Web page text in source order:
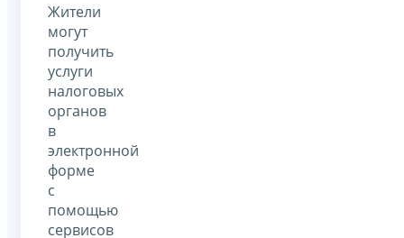
Жители
могут
получить
услуги
налоговых
органов
в
электронной
форме
с
помощью
сервисов